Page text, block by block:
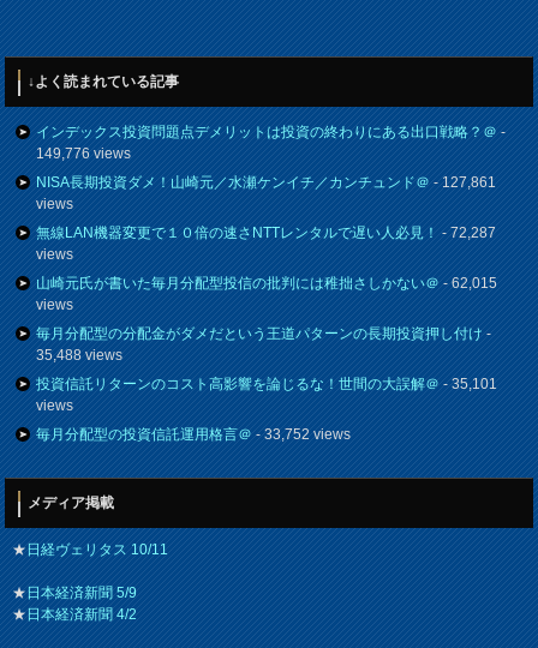
↓よく読まれている記事
インデックス投資問題点デメリットは投資の終わりにある出口戦略？＠-
149,776 views
NISA長期投資ダメ！山崎元／水瀬ケンイチ／カンチュンド＠- 127,861
views
無線LAN機器変更で１０倍の速さNTTレンタルで遅い人必見！- 72,287
views
山崎元氏が書いた毎月分配型投信の批判には稚拙さしかない＠- 62,015
views
毎月分配型の分配金がダメだという王道パターンの長期投資押し付け-
35,488 views
投資信託リターンのコスト高影響を論じるな！世間の大誤解＠- 35,101
views
毎月分配型の投資信託運用格言＠- 33,752 views
メディア掲載
★日経ヴェリタス 10/11
★日本経済新聞 5/9
★日本経済新聞 4/2